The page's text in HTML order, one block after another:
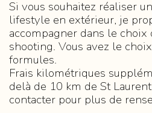
Si vous souhaitez réaliser
lifestyle en extérieur, je
accompagner dans le
shooting. Vous avez le
formules.
Frais kilométriques
delà de 10 km de St
contacter pour plus de